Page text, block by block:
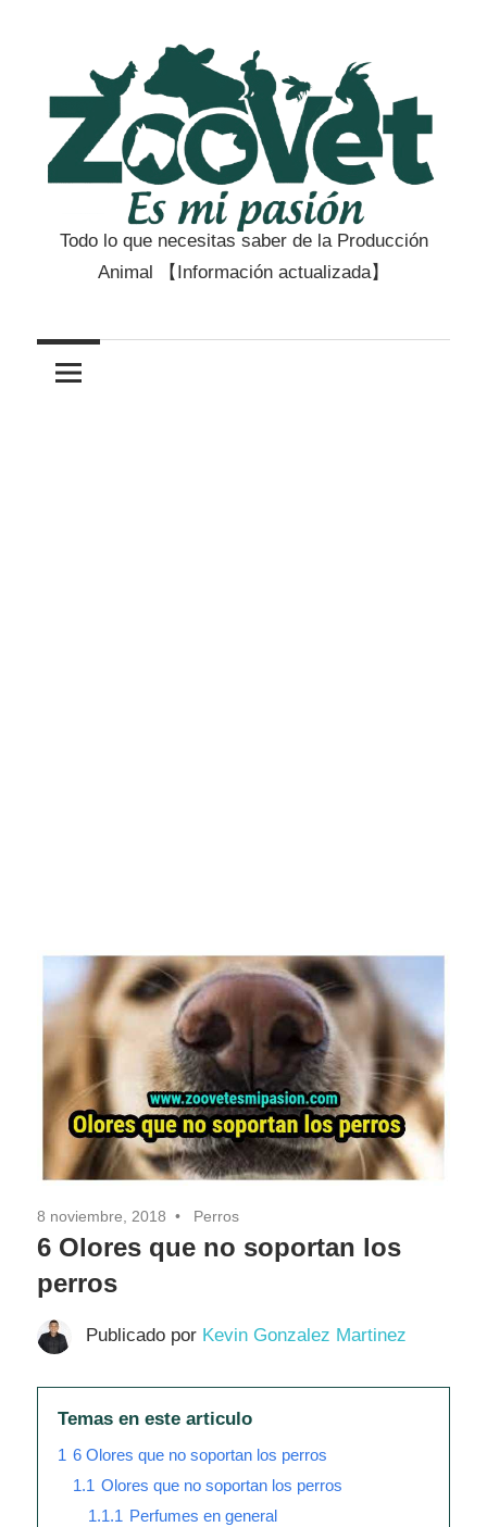
contenido
Zootecnia
Veterinaria
Todo lo que necesitas saber de la Producción
Animal 【Información actualizada】
8 noviembre, 2018 Perros
6 Olores que no soportan los
perros
Publicado por Kevin Gonzalez Martinez
Temas en este articulo
1 6 Olores que no soportan los perros
1.1 Olores que no soportan los perros
1.1.1 Perfumes en general